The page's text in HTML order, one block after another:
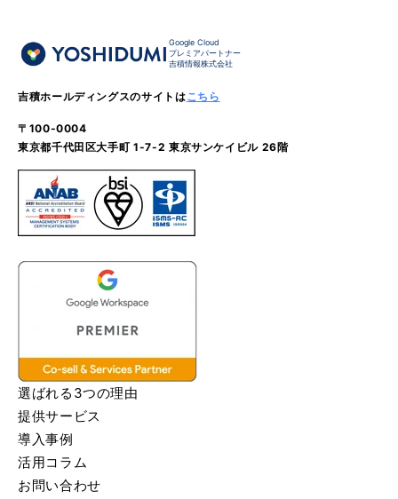
Google Cloud
プレミアパートナー
吉積情報株式会社
吉積ホールディングスのサイトはこちら
〒100-0004
東京都千代田区大手町 1-7-2 東京サンケイビル 26階
選ばれる3つの理由
提供サービス
導入事例
活用コラム
お問い合わせ